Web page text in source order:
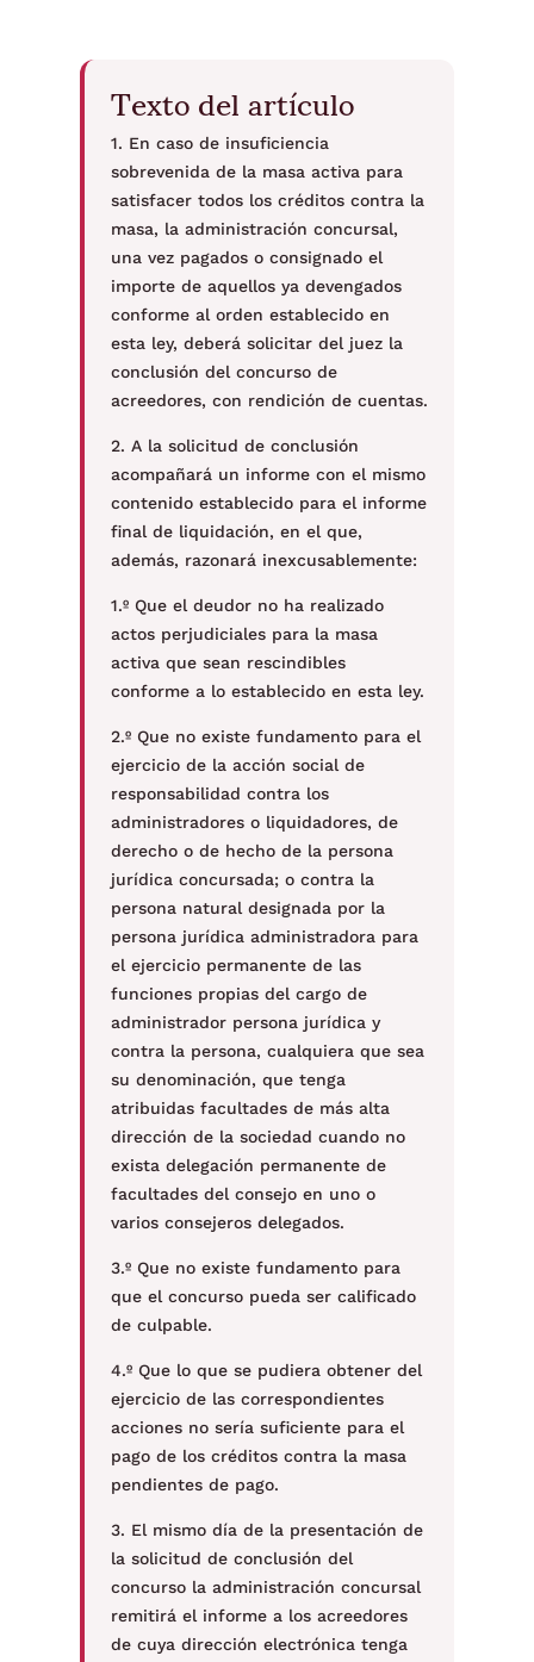
Texto del artículo
1. En caso de insuficiencia
sobrevenida de la masa activa para
satisfacer todos los créditos contra la
masa, la administración concursal,
una vez pagados o consignado el
importe de aquellos ya devengados
conforme al orden establecido en
esta ley, deberá solicitar del juez la
conclusión del concurso de
acreedores, con rendición de cuentas.
2. A la solicitud de conclusión
acompañará un informe con el mismo
contenido establecido para el informe
final de liquidación, en el que,
además, razonará inexcusablemente:
1.º Que el deudor no ha realizado
actos perjudiciales para la masa
activa que sean rescindibles
conforme a lo establecido en esta ley.
2.º Que no existe fundamento para el
ejercicio de la acción social de
responsabilidad contra los
administradores o liquidadores, de
derecho o de hecho de la persona
jurídica concursada; o contra la
persona natural designada por la
persona jurídica administradora para
el ejercicio permanente de las
funciones propias del cargo de
administrador persona jurídica y
contra la persona, cualquiera que sea
su denominación, que tenga
atribuidas facultades de más alta
dirección de la sociedad cuando no
exista delegación permanente de
facultades del consejo en uno o
varios consejeros delegados.
3.º Que no existe fundamento para
que el concurso pueda ser calificado
de culpable.
4.º Que lo que se pudiera obtener del
ejercicio de las correspondientes
acciones no sería suficiente para el
pago de los créditos contra la masa
pendientes de pago.
3. El mismo día de la presentación de
la solicitud de conclusión del
concurso la administración concursal
remitirá el informe a los acreedores
de cuya dirección electrónica tenga